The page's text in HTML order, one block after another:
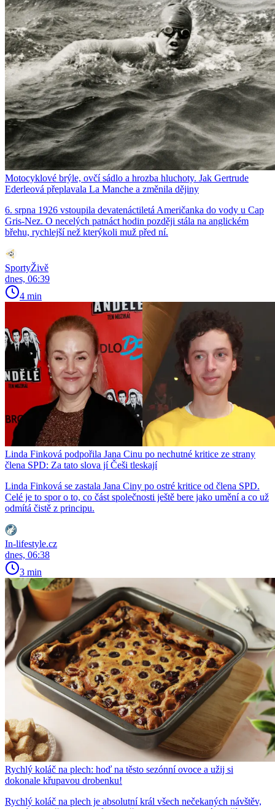
Motocyklové brýle, ovčí sádlo a hrozba hluchoty. Jak Gertrude
Ederleová přeplavala La Manche a změnila dějiny
6. srpna 1926 vstoupila devatenáctiletá Američanka do vody u Cap
Gris-Nez. O necelých patnáct hodin později stála na anglickém
břehu, rychlejší než kterýkoli muž před ní.
SportyŽivě
dnes, 06:39
4 min
Linda Finková podpořila Jana Cinu po nechutné kritice ze strany
člena SPD: Za tato slova jí Češi tleskají
Linda Finková se zastala Jana Ciny po ostré kritice od člena SPD.
Celé je to spor o to, co část společnosti ještě bere jako umění a co už
odmítá čistě z principu.
In-lifestyle.cz
dnes, 06:38
3 min
Rychlý koláč na plech: hoď na těsto sezónní ovoce a užij si
dokonale křupavou drobenku!
Rychlý koláč na plech je absolutní král všech nečekaných návštěv,